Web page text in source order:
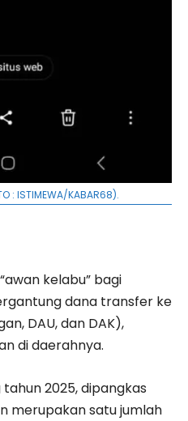
: ISTIMEWA/KABAR68).
kelabu” bagi
dana transfer ke
DAU, dan DAK),
di daerahnya.
2025, dipangkas
merupakan satu jumlah